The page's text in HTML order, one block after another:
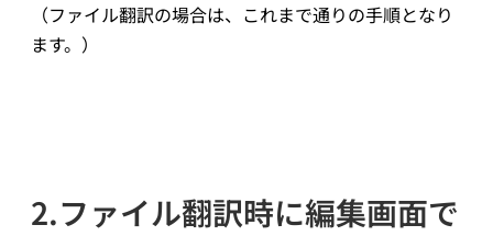
（ファイル翻訳の場合は、これまで通りの手順となり
ます。）
2.ファイル翻訳時に編集画面で